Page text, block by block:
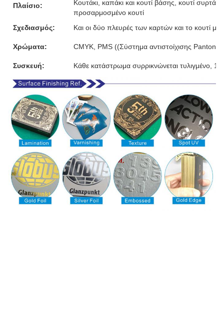
Πλαίσιο:
Κουτάκι, καπάκι και κουτί βάσης, κουτί
προσαρμοσμένο κουτί
Σχεδιασμός:
Και οι δύο πλευρές των καρτών και το κουτί
Χρώματα: CMYK, PMS ((Σύστημα αντιστοίχισης Pantone)
Συσκευή: Κάθε κατάστρωμα συρρικνώνεται τυλιγμένο,